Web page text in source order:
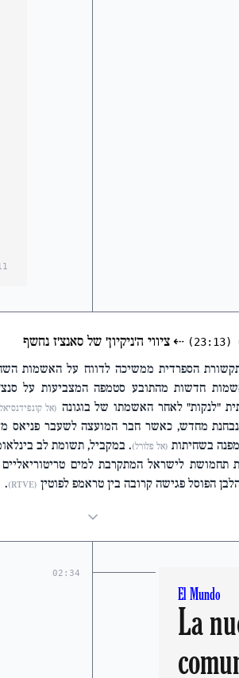
(23:13)
⇠ציווי ה'ניקיון' של סאנצ'ז נחשף
הספרדית ממשיכה לדווח על האשמות
חדשות מהתובע סטמפה המצביעות על
"לנקות" לאחר האשמתו של בוגונה (אל
נבחנת מחדש, כאשר חבר המועצה לשעבר פניאס
בשחיתות (אל פלורל). במקביל, תשומת לב
תחמושת לישראל המתקרבת למים טריטוריאליים
הפוסל פגישה קרובה בין טראמפ לפוטין (RTVE)
.
02:34
El Mundo
La